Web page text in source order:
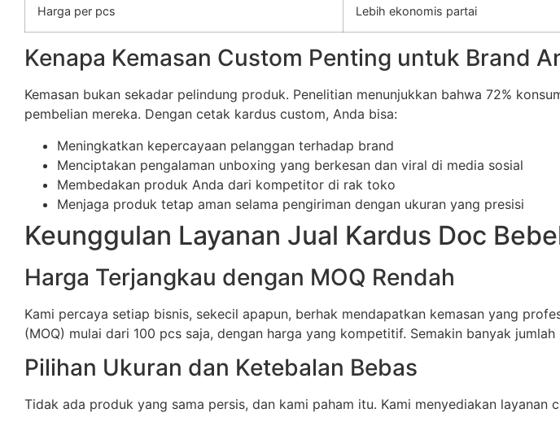
Harga per pcs Lebih ekonomis partai
Kenapa Kemasan Custom Penting untuk Brand
Kemasan bukan sekadar pelindung produk. Penelitian menunjukkan bahwa 72%
pembelian mereka. Dengan cetak kardus custom, Anda bisa:
Meningkatkan kepercayaan pelanggan terhadap brand
Menciptakan pengalaman unboxing yang berkesan dan viral di media sosial
Membedakan produk Anda dari kompetitor di rak toko
Menjaga produk tetap aman selama pengiriman dengan ukuran yang presisi
Keunggulan Layanan Jual Kardus Doc
Harga Terjangkau dengan MOQ Rendah
Kami percaya setiap bisnis, sekecil apapun, berhak mendapatkan kemasan yang
(MOQ) mulai dari 100 pcs saja, dengan harga yang kompetitif. Semakin banyak
Pilihan Ukuran dan Ketebalan Bebas
Tidak ada produk yang sama persis, dan kami paham itu. Kami menyediakan